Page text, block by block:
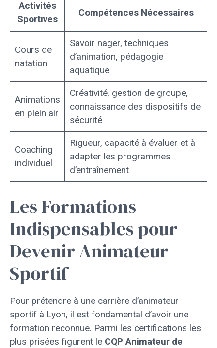
Activités
Sportives
Compétences Nécessaires
Cours de
natation
Savoir nager, techniques
d’animation, pédagogie
aquatique
Animations
en plein air
Créativité, gestion de groupe,
connaissance des dispositifs de
sécurité
Coaching
individuel
Rigueur, capacité à évaluer et à
adapter les programmes
d’entraînement
Les Formations
Indispensables pour
Devenir Animateur
Sportif
Pour prétendre à une carrière d’animateur
sportif à Lyon, il est fondamental d’avoir une
formation reconnue. Parmi les certifications les
plus prisées figurent le CQP Animateur de